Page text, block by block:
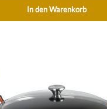
In den Warenkorb